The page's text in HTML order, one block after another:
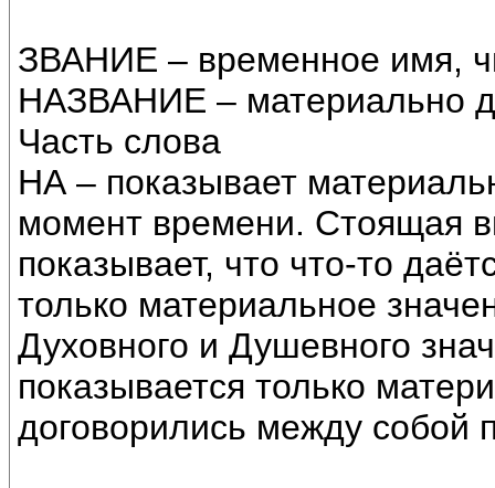
ЗВАНИЕ – временное имя,
НАЗВАНИЕ – материально
Часть слова
НА – показывает
момент времени. Стоящая
показывает, что что-то
только материальное
Духовного и Душевного
показывается только
договорились между собой